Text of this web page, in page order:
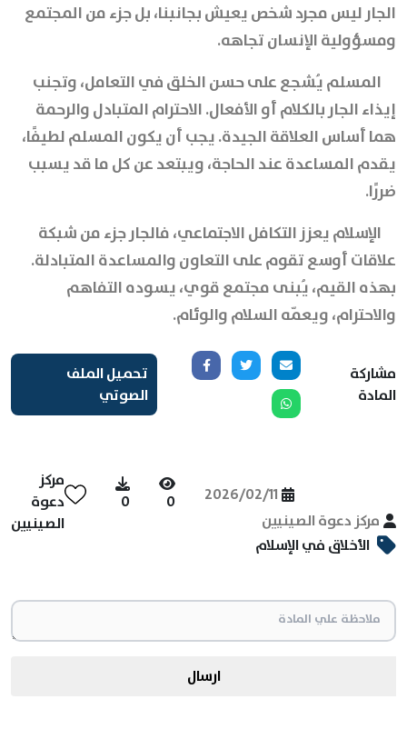
الجار ليس مجرد شخص يعيش بجانبنا، بل جزء من المجتمع
ومسؤولية الإنسان تجاهه.
المسلم يُشجع على حسن الخلق في التعامل، وتجنب
إيذاء الجار بالكلام أو الأفعال. الاحترام المتبادل والرحمة
هما أساس العلاقة الجيدة. يجب أن يكون المسلم لطيفًا،
يقدم المساعدة عند الحاجة، ويبتعد عن كل ما قد يسبب
ضررًا.
الإسلام يعزز التكافل الاجتماعي، فالجار جزء من شبكة
علاقات أوسع تقوم على التعاون والمساعدة المتبادلة.
بهذه القيم، يُبنى مجتمع قوي، يسوده التفاهم
والاحترام، ويعمّه السلام والوئام.
مشاركة
المادة
تحميل الملف
الصوتي
مركز دعوة الصينيين
2026/02/11
0
0
مركز
دعوة
الصينيين
الأخلاق في الإسلام
ارسال